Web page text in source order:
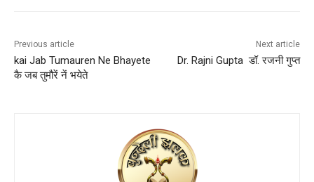
Previous article
kai Jab Tumauren Ne Bhayete
कै जब तुमौरें नें भयेते
Next article
Dr. Rajni Gupta डॉ. रजनी गुप्‍त